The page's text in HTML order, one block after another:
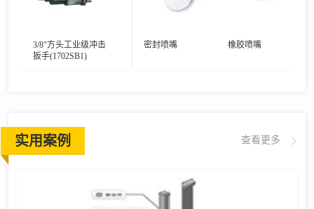
3/8"方头工业级冲击
扳手(1702SB1)
密封喷嘴 橡胶喷嘴
实用案例 查看更多